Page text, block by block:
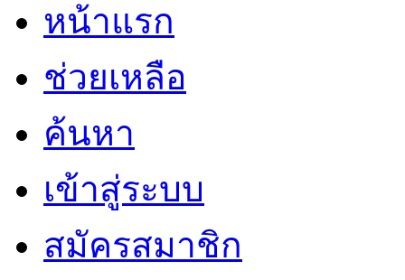
หน้าแรก
ช่วยเหลือ
ค้นหา
เข้าสู่ระบบ
สมัครสมาชิก